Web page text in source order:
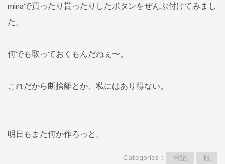
minaで買ったり貰ったりしたボタンをぜんぶ付けてみまし
た。
何でも取っておくもんだねぇ〜。
これだから断捨離とか、私にはあり得ない。
明日もまた何か作ろっと。
Categories： 日記 服